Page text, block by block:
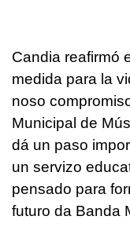
Candia reafirmó
medida para la
noso
Municipal de
dá un paso
un servizo
pensado para
futuro da Banda